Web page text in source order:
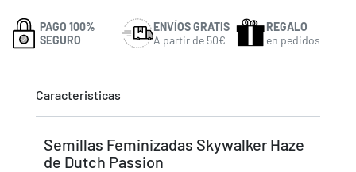
PAGO 100%
SEGURO
ENVÍOS GRATIS
A partir de 50€
REGALO
en pedidos
Caracteristicas
Semillas Feminizadas Skywalker Haze
de Dutch Passion